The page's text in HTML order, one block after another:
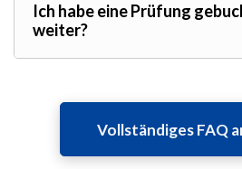
Ich habe eine Prüfung
weiter?
Vollständiges FAQ